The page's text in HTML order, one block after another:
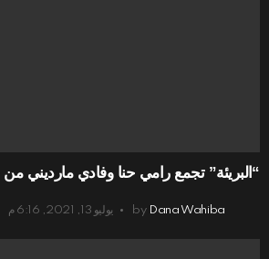
“البريئة” تجمع رامي حنا وفادي مارديني
by Dana Wahiba يوليو 13, 2021, 6:16 م